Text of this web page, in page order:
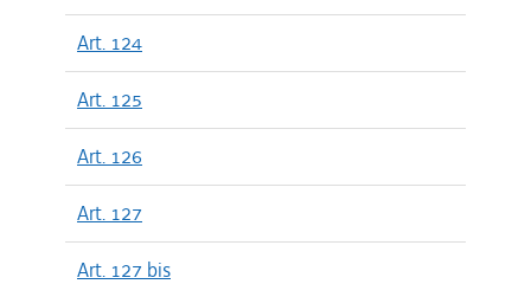
Art. 124
Art. 125
Art. 126
Art. 127
Art. 127 bis